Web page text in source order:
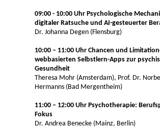
09:00 - 10:00 Uhr Psychologische
digitaler Ratsuche und AI-gesteuerter
Dr. Johanna Degen (Flensburg)
10:00 – 11:00 Uhr Chancen und
webbasierten Selbstlern-Apps zur
Gesundheit
Theresa Mohr (Amsterdam), Prof. Dr.
Hermanns (Bad Mergentheim)
11:00 – 12:00 Uhr Psychotherapie:
Fokus
Dr. Andrea Benecke (Mainz, Berlin)